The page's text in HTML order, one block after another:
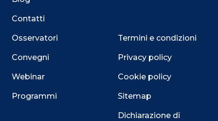
Contatti
Osservatori
Convegni
Webinar
Programmi
Termini e condizioni
Privacy policy
Cookie policy
Sitemap
Dichiarazione di